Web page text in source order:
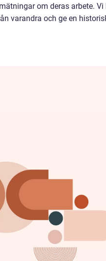
om deras arbete.
varandra och ge en